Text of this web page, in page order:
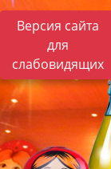
Версия сайта
для
слабовидящих